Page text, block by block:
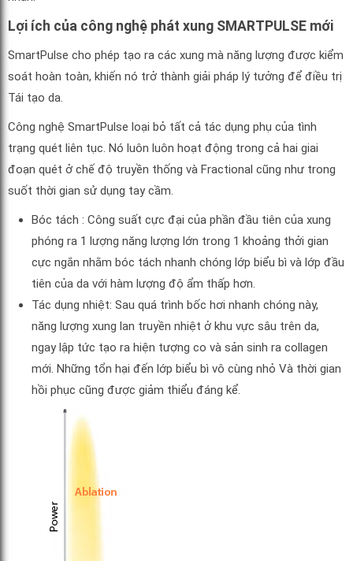
Lợi ích của công nghệ phát xung SMARTPULSE mới
SmartPulse cho phép tạo ra các xung mà năng lượng được kiểm
soát hoàn toàn, khiến nó trở thành giải pháp lý tưởng để điều trị
Tái tạo da.
Công nghệ SmartPulse loại bỏ tất cả tác dụng phụ của tình
trạng quét liên tục. Nó luôn luôn hoạt động trong cả hai giai
đoạn quét ở chế độ truyền thống và Fractional cũng như trong
suốt thời gian sử dụng tay cầm.
Bóc tách : Công suất cực đại của phần đầu tiên của xung
phóng ra 1 lượng năng lượng lớn trong 1 khoảng thởi gian
cực ngắn nhằm bóc tách nhanh chóng lớp biểu bì và lớp đầu
tiên của da với hàm lượng độ ẩm thấp hơn.
Tác dụng nhiệt: Sau quá trình bốc hơi nhanh chóng này,
năng lượng xung lan truyền nhiệt ở khu vực sâu trên da,
ngay lập tức tạo ra hiện tượng co và sản sinh ra collagen
mới. Những tổn hại đến lớp biểu bì vô cùng nhỏ Và thời gian
hồi phục cũng được giảm thiểu đáng kể.